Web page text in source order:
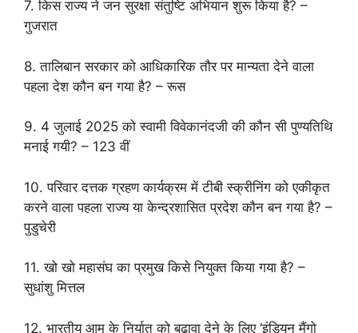
7. किस राज्य ने जन सुरक्षा संतुष्टि अभियान शुरू किया है? –
गुजरात
8. तालिबान सरकार को आधिकारिक तौर पर मान्यता देने वाला
पहला देश कौन बन गया है? – रूस
9. 4 जुलाई 2025 को स्वामी विवेकानंदजी की कौन सी पुण्यतिथि
मनाई गयी? – 123 वीं
10. परिवार दत्तक ग्रहण कार्यक्रम में टीबी स्क्रीनिंग को एकीकृत
करने वाला पहला राज्य या केन्द्रशासित प्रदेश कौन बन गया है? –
पुडुचेरी
11. खो खो महासंघ का प्रमुख किसे नियुक्त किया गया है? –
सुधांशु मित्तल
12. भारतीय आम के निर्यात को बढ़ावा देने के लिए ‘इंडियन मैंगो